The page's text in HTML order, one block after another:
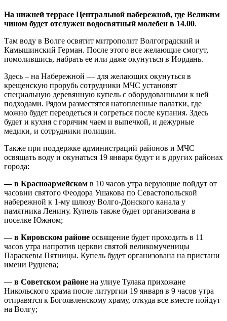
На нижней террасе Центральной набережной, где Великим
чином будет отслужен водосвятный молебен в 14.00.
Там воду в Волге освятит митрополит Волгоградский и
Камышинский Герман. После этого все желающие смогут,
помолившись, набрать ее или даже окунуться в Иордань.
Здесь – на Набережной — для желающих окунуться в
крещенскую прорубь сотрудники МЧС установят
специальную деревянную купель с оборудованными к ней
подходами. Рядом разместятся натопленные палатки, где
можно будет переодеться и согреться после купания. Здесь
будет и кухня с горячим чаем и выпечкой, и дежурные
медики, и сотрудники полиции.
Также при поддержке администраций районов и МЧС
освящать воду и окунаться 19 января будут и в других районах
города:
— в Красноармейском в 10 часов утра верующие пойдут от
часовни святого Феодора Ушакова по Севастопольской
набережной к 1-му шлюзу Волго-Донского канала у
памятника Ленину. Купель также будет организована в
поселке Южном;
— в Кировском районе освящение будет проходить в 11
часов утра напротив церкви святой великомученицы
Параскевы Пятницы. Купель будет организована на пристани
имени Руднева;
— в Советском районе на улиуе Тулака прихожане
Никольского храма после литургии 19 января в 9 часов утра
отправятся к Богоявленскому храму, откуда все вместе пойдут
на Волгу;